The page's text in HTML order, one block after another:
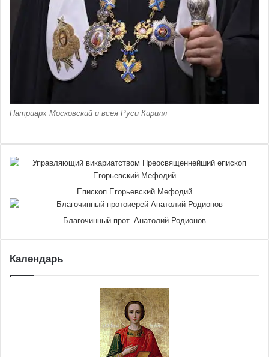
Патриарх Московский и всея Руси Кирилл
Епископ Егорьевский Мефодий
Благочинный прот. Анатолий Родионов
Календарь